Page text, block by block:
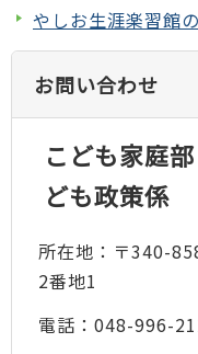
やしお生涯楽習館
お問い合わせ
こども家庭
ども政策係
所在地：〒340-
2番地1
電話：048-996-